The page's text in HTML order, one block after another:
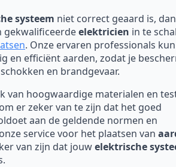
systeem niet correct geaard is,
gekwalificeerdeelektricien in te
. Onze ervaren professionals
en efficiënt aarden, zodat je
en brandgevaar.
van hoogwaardige materialen en
er zeker van te zijn dat het goed
aan de geldende normen en
service voor het plaatsen van
van zijn dat jouwelektrische